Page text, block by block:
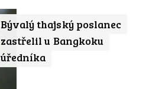
Bývalý thajský poslanec
zastřelil u Bangkoku
úředníka